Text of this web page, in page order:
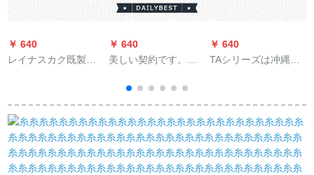
￥ 640
レイナスカク既製の
ン寝室掃き出窓ベレ
ストランダー出窓シ
ステムハーン式シム
ホームホームホーム
ンンンン遮光カータ
￥ 640
美しい契約です。韩
ステラ寝室リング遮
光布-(打孔加工)1.5メ
トル幅x 2.7高一片
￥ 640
TAシリーズは冲縄を
をかける。流苏は穂
を吊ります。一対の
洋風に縛られていま
す。テトラーは灰色
の青ペア（1号）で